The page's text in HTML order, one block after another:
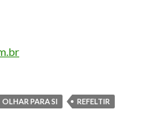
OLHAR PARA SI REFELTIR